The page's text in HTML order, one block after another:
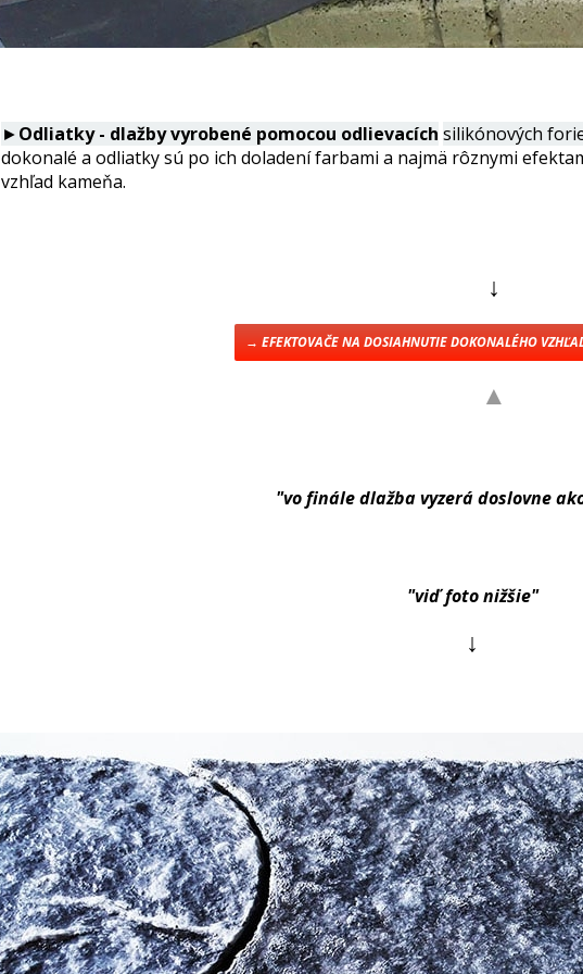
►Odliatky - dlažby vyrobené pomocou odlievacích silikónových
dokonalé a odliatky sú po ich doladení farbami a najmä rôznymi
vzhľad kameňa.
↓
→ EFEKTOVAČE NA DOSIAHNUTIE DOKONALÉHO
▲
"vo finále dlažba vyzerá doslovne
"viď foto nižšie"
↓